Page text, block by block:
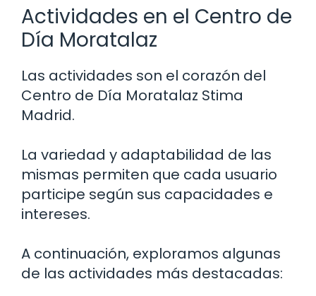
Actividades en el Centro de
Día Moratalaz
Las actividades son el corazón del
Centro de Día Moratalaz Stima
Madrid.
La variedad y adaptabilidad de las
mismas permiten que cada usuario
participe según sus capacidades e
intereses.
A continuación, exploramos algunas
de las actividades más destacadas: